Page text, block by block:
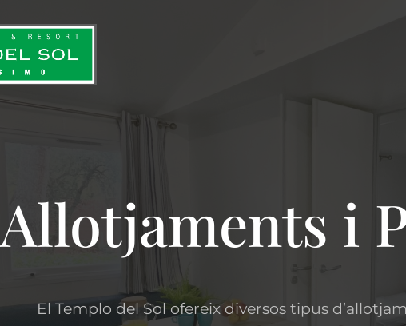
Allotjaments i
El Templo del Sol ofereix diversos tipus